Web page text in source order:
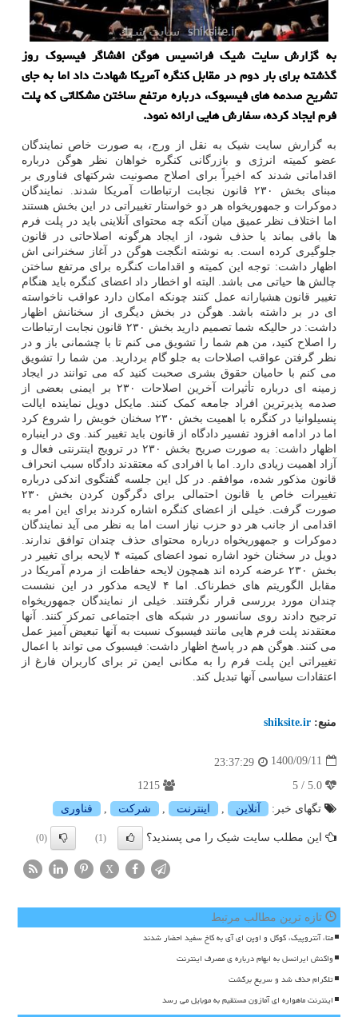
به گزارش سایت شیک فرانسیس هوگن افشاگر فیسبوک روز
گذشته برای بار دوم در مقابل کنگره آمریکا شهادت داد اما به جای
تشریح صدمه های فیسبوک، درباره مرتفع ساختن مشکلاتی که پلت
فرم ایجاد کرده، سفارش هایی ارائه نمود.
به گزارش سایت شیک به نقل از ورج، به صورت خاص نمایندگان
عضو کمیته انرژی و بازرگانی کنگره خواهان نظر هوگن درباره
اقداماتی شدند که اخیراً برای اصلاح مصونیت شرکتهای فناوری بر
مبنای بخش ۲۳۰ قانون نجابت ارتباطات آمریکا شدند. نمایندگان
دموکرات و جمهوریخواه هر دو خواستار تغییراتی در این بخش هستند
اما اختلاف نظر عمیق میان آنکه چه محتوای آنلاینی باید در پلت فرم
ها باقی بماند یا حذف شود، از ایجاد هرگونه اصلاحاتی در قانون
جلوگیری کرده است. به نوشته انگجت هوگن در آغاز سخنرانی اش
اظهار داشت: توجه این کمیته و اقدامات کنگره برای مرتفع ساختن
چالش ها حیاتی می باشد. البته او اخطار داد اعضای کنگره باید هنگام
تغییر قانون هشیارانه عمل کنند چونکه امکان دارد عواقب ناخواسته
ای در بر داشته باشد. هوگن در بخش دیگری از سخنانش اظهار
داشت: در حالیکه شما تصمیم دارید بخش ۲۳۰ قانون نجابت ارتباطات
را اصلاح کنید، من هم شما را تشویق می کنم تا با چشمانی باز و در
نظر گرفتن عواقب اصلاحات به جلو گام بردارید. من شما را تشویق
می کنم با حامیان حقوق بشری صحبت کنید که می توانند در ایجاد
زمینه ای درباره تأثیرات آخرین اصلاحات ۲۳۰ بر ایمنی بعضی از
صدمه پذیرترین افراد جامعه کمک کنند. مایکل دویل نماینده ایالت
پنسیلوانیا در کنگره با اهمیت بخش ۲۳۰ سخنان خویش را شروع کرد
اما در ادامه افزود تفسیر دادگاه از قانون باید تغییر کند. وی در اینباره
اظهار داشت: به صورت صریح بخش ۲۳۰ در ترویج اینترنتی فعال و
آزاد اهمیت زیادی دارد. اما با افرادی که معتقدند دادگاه سبب انحراف
قانون مذکور شده، موافقم. در کل این جلسه گفتگوی اندکی درباره
تغییرات خاص یا قانون احتمالی برای دگرگون کردن بخش ۲۳۰
صورت گرفت. خیلی از اعضای کنگره اشاره کردند برای این امر به
اقدامی از جانب هر دو حزب نیاز است اما به نظر می آید نمایندگان
دموکرات و جمهوریخواه درباره محتوای حذف چندان توافق ندارند.
دویل در سخنان خود اشاره نمود اعضای کمیته ۴ لایحه برای تغییر در
بخش ۲۳۰ عرضه کرده اند همچون لایحه حفاظت از مردم آمریکا در
مقابل الگوریتم های خطرناک. اما ۴ لایحه مذکور در این نشست
چندان مورد بررسی قرار نگرفتند. خیلی از نمایندگان جمهوریخواه
ترجیح دادند روی سانسور در شبکه های اجتماعی تمرکز کنند. آنها
معتقدند پلت فرم هایی مانند فیسبوک نسبت به آنها تبعیض آمیز عمل
می کنند. هوگن هم در پاسخ اظهار داشت: فیسبوک می تواند با اعمال
تغییراتی این پلت فرم را به مکانی ایمن تر برای کاربران فارغ از
اعتقادات سیاسی آنها تبدیل کند.
منبع: shiksite.ir
1400/09/11
23:37:29
تگهای خبر:
آنلاین اینترنت شركت فناوری
این مطلب سایت شیک را می پسندید؟ (1)
(0)
X
تازه ترین مطالب مرتبط
متا، آنتروپیک، گوگل و اوپن ای آی به کاخ سفید احضار شدند
واکنش ایرانسل به ابهام درباره ی مصرف اینترنت
تلگرام حذف شد و سریع برگشت
اینترنت ماهواره ای آمازون مستقیم به موبایل می رسد